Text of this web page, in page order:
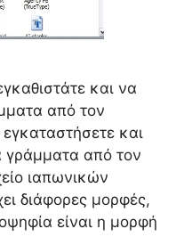
και να
από τον
και
γράμματα από τον
ιαπωνικών
διάφορες μορφές,
είναι η μορφή